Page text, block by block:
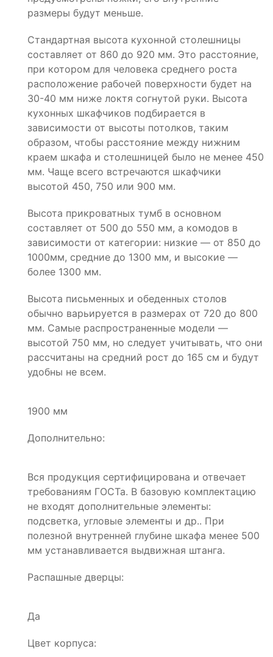
размеры будут меньше.
Стандартная высота кухонной столешницы
составляет от 860 до 920 мм. Это расстояние,
при котором для человека среднего роста
расположение рабочей поверхности будет на
30-40 мм ниже локтя согнутой руки. Высота
кухонных шкафчиков подбирается в
зависимости от высоты потолков, таким
образом, чтобы расстояние между нижним
краем шкафа и столешницей было не менее 450
мм. Чаще всего встречаются шкафчики
высотой 450, 750 или 900 мм.
Высота прикроватных тумб в основном
составляет от 500 до 550 мм, а комодов в
зависимости от категории: низкие — от 850 до
1000мм, средние до 1300 мм, и высокие —
более 1300 мм.
Высота письменных и обеденных столов
обычно варьируется в размерах от 720 до 800
мм. Самые распространенные модели —
высотой 750 мм, но следует учитывать, что они
рассчитаны на средний рост до 165 см и будут
удобны не всем.
1900 мм
Дополнительно:
Вся продукция сертифицирована и отвечает
требованиям ГОСТа. В базовую комплектацию
не входят дополнительные элементы:
подсветка, угловые элементы и др.. При
полезной внутренней глубине шкафа менее 500
мм устанавливается выдвижная штанга.
Распашные дверцы:
Да
Цвет корпуса: